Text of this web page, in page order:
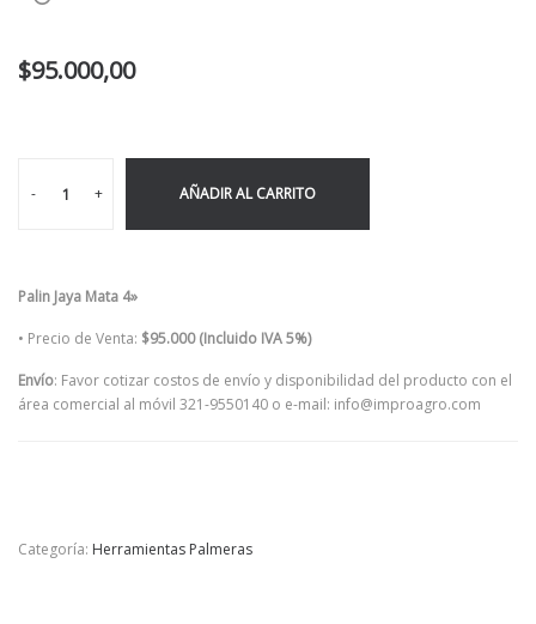
$95.000,00
- + AÑADIR AL CARRITO
Palin Jaya Mata 4»
• Precio de Venta: $95.000 (Incluido IVA 5%)
Envío: Favor cotizar costos de envío y disponibilidad del producto con el
área comercial al móvil 321-9550140 o e-mail: info@improagro.com
Categoría: Herramientas Palmeras